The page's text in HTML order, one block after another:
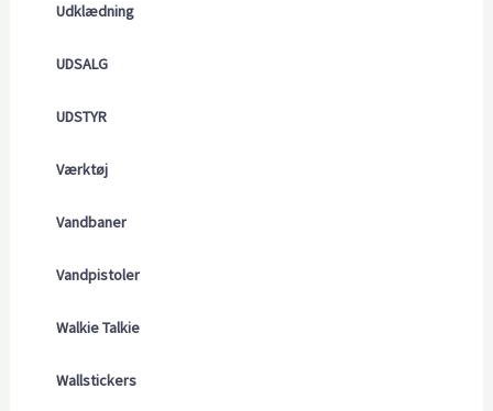
Udklædning
UDSALG
UDSTYR
Værktøj
Vandbaner
Vandpistoler
Walkie Talkie
Wallstickers